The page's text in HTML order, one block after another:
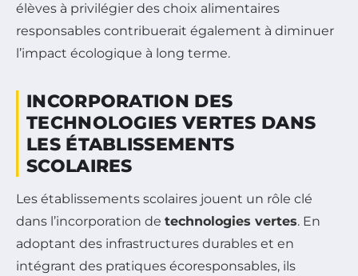
élèves à privilégier des choix alimentaires
responsables contribuerait également à diminuer
l’impact écologique à long terme.
INCORPORATION DES
TECHNOLOGIES VERTES DANS
LES ÉTABLISSEMENTS
SCOLAIRES
Les établissements scolaires jouent un rôle clé
dans l’incorporation de technologies vertes. En
adoptant des infrastructures durables et en
intégrant des pratiques écoresponsables, ils